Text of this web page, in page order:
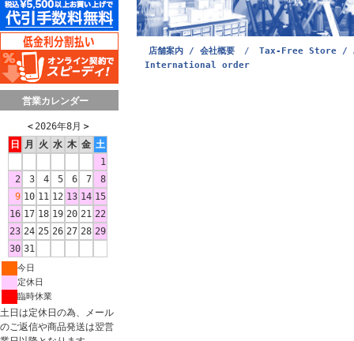
営業カレンダー
＜ 2026年8月 ＞
日
月 火 水 木 金 土
1
2
3 4 5 6 7
8
9 10 11 12 13 14 15
16 17 18 19 20 21 22
23 24 25 26 27 28 29
30 31
今日
定休日
臨時休業
土日は定休日の為、メール
のご返信や商品発送は翌営
店舗案内 / 会社概要 /
Tax-Free Store /
International order